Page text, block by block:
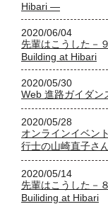
Hibari ―
2020/06/04
先輩はこうした－
Building at Hibari
2020/05/30
Web 進路ガイダン
2020/05/28
オンラインイベン
行士の山崎直子さ
2020/05/14
先輩はこうした－
Builiding at Hibari